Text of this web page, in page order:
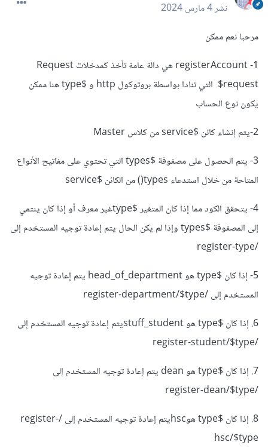
نشر4 مارس 2024
مرحبا نعم ممكن
1- registerAccount هي دالة عامة تأخذ كمدخلات Request
$request التي تنادا بواسطة بروتوكول http و $type هنا ممكن
يكون نوع الحساب
2-يتم إنشاء كائن $service من كلاس Master
3- يتم الحصول على مصفوفة $types التي تحتوي على مفاتيح الأنواع
المتاحة من خلال استدعاء types() من الكائن $service
4- يتحقق الكود مما إذا كان المتغير $typeغير معرف أو إذا كان ينتمي
إلى المصفوفة $types وإذا لم يكن الحال يتم إعادة توجيه المستخدم إلى
/register-type
5- إذا كان $type هو head_of_department يتم إعادة توجيه
المستخدم إلى /register-department/$type
6. إذا كان $type هو stuff_studentيتم إعادة توجيه المستخدم إلى
/register-student/$type
7. إذا كان $type هو dean يتم إعادة توجيه المستخدم إلى
/register-dean/$type
8. إذا كان $type هوhscيتم إعادة توجيه المستخدم إلى /register-
hsc/$type